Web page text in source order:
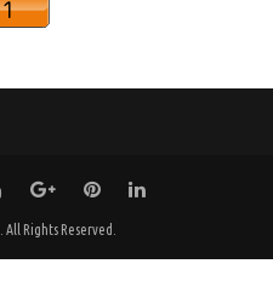
. All Rights Reserved.